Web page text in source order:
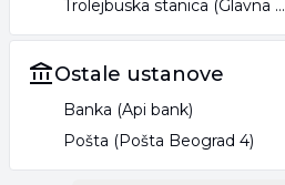
Trolejbuska stanica (Glavna Pošta)
Ostale ustanove
Banka (Api bank)
Pošta (Pošta Beograd 4)